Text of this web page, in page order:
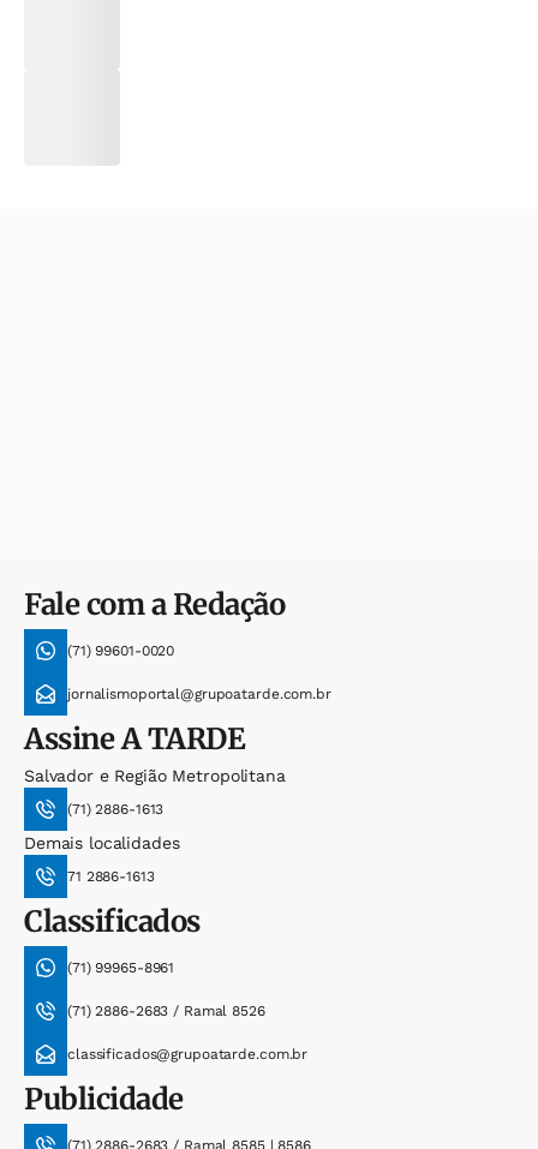
Fale com a Redação
(71) 99601-0020
jornalismoportal@grupoatarde.com.br
AssineA TARDE
Salvador e Região Metropolitana
(71) 2886-1613
Demais localidades
71 2886-1613
Classificados
(71) 99965-8961
(71) 2886-2683 / Ramal 8526
classificados@grupoatarde.com.br
Publicidade
(71) 2886-2683 / Ramal 8585 | 8586